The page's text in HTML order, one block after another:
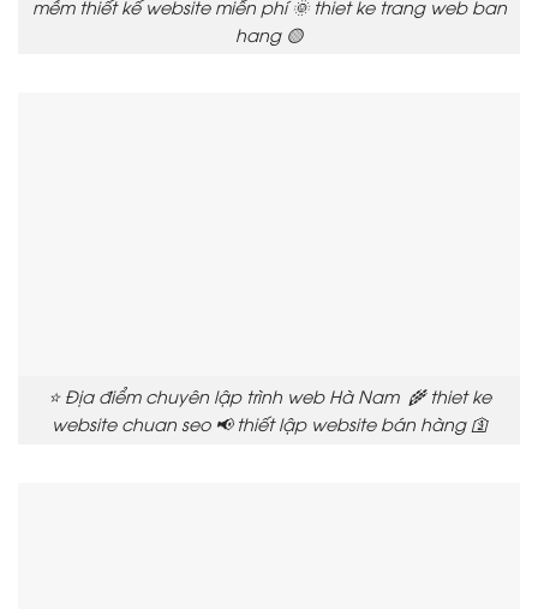
mềm thiết kế website miễn phí 🌞 thiet ke trang web ban
hang 🟡
⭐ Địa điểm chuyên lập trình web Hà Nam 🌾 thiet ke
website chuan seo 📢 thiết lập website bán hàng 🛐